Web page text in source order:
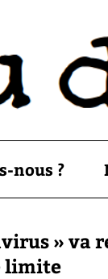
nous ?
» va
limite